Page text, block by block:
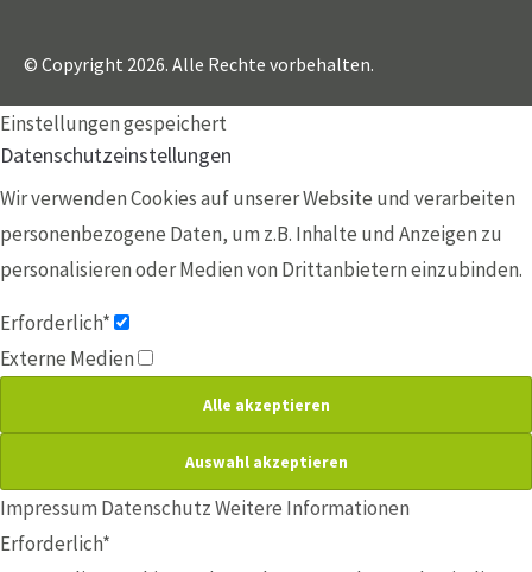
© Copyright 2026. Alle Rechte vorbehalten.
Einstellungen gespeichert
Datenschutzeinstellungen
Wir verwenden Cookies auf unserer Website und verarbeiten
personenbezogene Daten, um z.B. Inhalte und Anzeigen zu
personalisieren oder Medien von Drittanbietern einzubinden.
Erforderlich*
Externe Medien
Impressum DatenschutzWeitere Informationen
Erforderlich*